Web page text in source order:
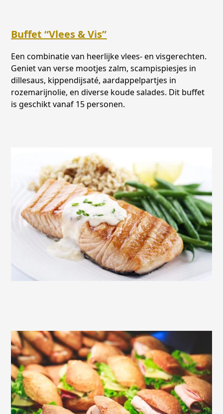
Buffet “Vlees & Vis”
Een combinatie van heerlijke vlees- en visgerechten.
Geniet van verse mootjes zalm, scampispiesjes in
dillesaus, kippendijsaté, aardappelpartjes in
rozemarijnolie, en diverse koude salades. Dit buffet
is geschikt vanaf 15 personen.